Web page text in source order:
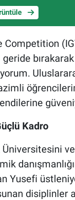
Kadro
Yusefi
disiplinler